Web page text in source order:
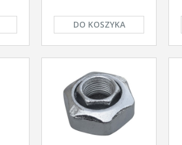
DO KOSZYKA